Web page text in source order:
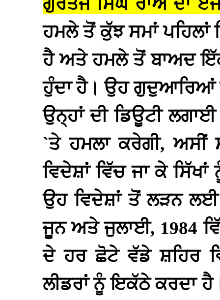
ਹਮਲੇ ਤੋਂ ਕੁੱਝ ਸਮਾਂ ਪਹਿਲਾਂ
ਹੈ ਅਤੇ ਹਮਲੇ ਤੋਂ ਬਾਅਦ
ਹੁੰਦਾ ਹੈ। ਉਹ ਗੁਦੁਆਰਿਆਂ
ਉਨ੍ਹਾਂ ਦੀ ਡਿਊਟੀ
`ਤੇ ਹਮਲਾ ਕਰੇਗੀ, ਅਸੀਂ
ਵਿਦੇਸ਼ਾਂ ਵਿੱਚ ਜਾ ਕੇ
ਉਹ ਵਿਦੇਸ਼ਾਂ ਤੋਂ ਲੜਨ
ਜੂਨ ਅਤੇ ਜੁਲਾਈ, 1984
ਦੇ ਹਰ ਛੋਟੇ ਵੱਡੇ ਸ਼ਹਿਰ
ਲੀਡਰਾਂ ਨੂੰ ਇਕੱਠੇ ਕਰਦਾ